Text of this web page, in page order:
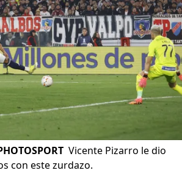
Vicente Pizarro le dio
con este zurdazo.